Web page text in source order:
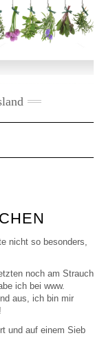
nicht so besonders,
noch am Strauch
ich bei www.
aus, ich bin mir
und auf einem Sieb